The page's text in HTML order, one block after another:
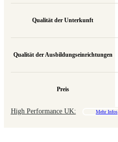
Qualität der Unterkunft
Qualität der Ausbildungseinrichtungen
Preis
High Performance UK: Mehr Infos